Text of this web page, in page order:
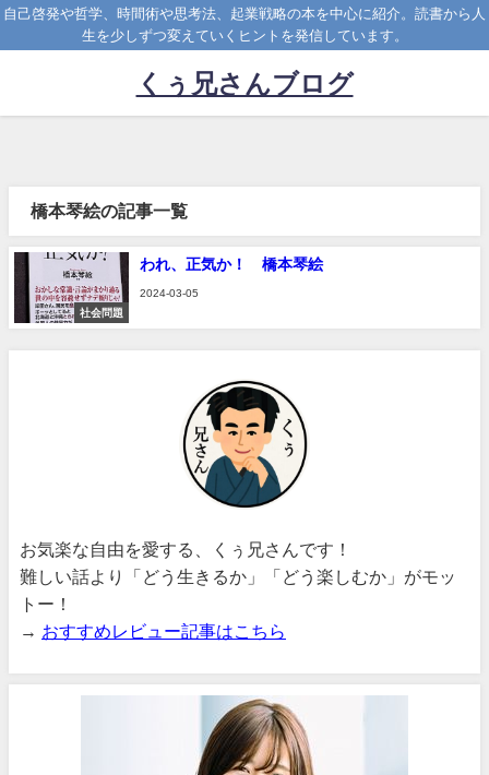
自己啓発や哲学、時間術や思考法、起業戦略の本を中心に紹介。読書から人
生を少しずつ変えていくヒントを発信しています。
くぅ兄さんブログ
橋本琴絵の記事一覧
社会問題
われ、正気か！ 橋本琴絵
2024-03-05
お気楽な自由を愛する、くぅ兄さんです！
難しい話より「どう生きるか」「どう楽しむか」がモッ
トー！
→ おすすめレビュー記事はこちら